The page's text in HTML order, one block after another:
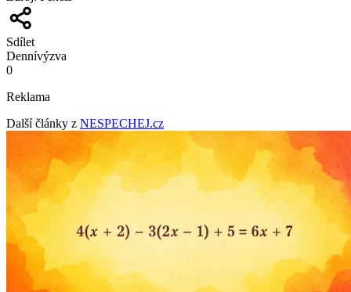
Sdílet
Dennívýzva
0
Reklama
Další články z NESPECHEJ.cz